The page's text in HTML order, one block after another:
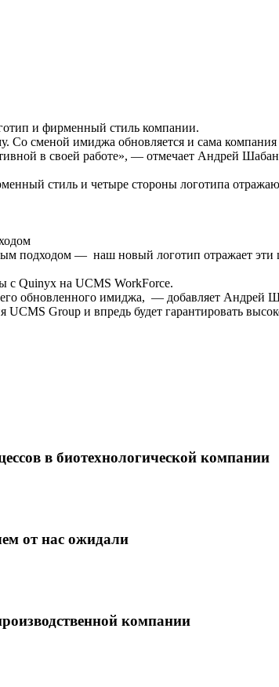
и фирменный стиль компании.
сменой имиджа обновляется и сама компания
в своей работе», — отмечает Андрей
стиль и четыре стороны логотипа
подходом — наш новый логотип отражает эти
с Quinyx на UCMS WorkForce.
обновленного имиджа, — добавляет Андрей
Group и впредь будет гарантировать
в биотехнологической компании
от нас ожидали
компании